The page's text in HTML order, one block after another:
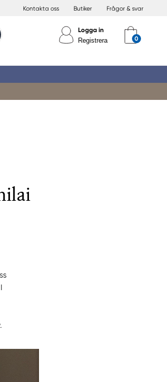
Kontakta oss Butiker Frågor & svar
Logga in
Registrera